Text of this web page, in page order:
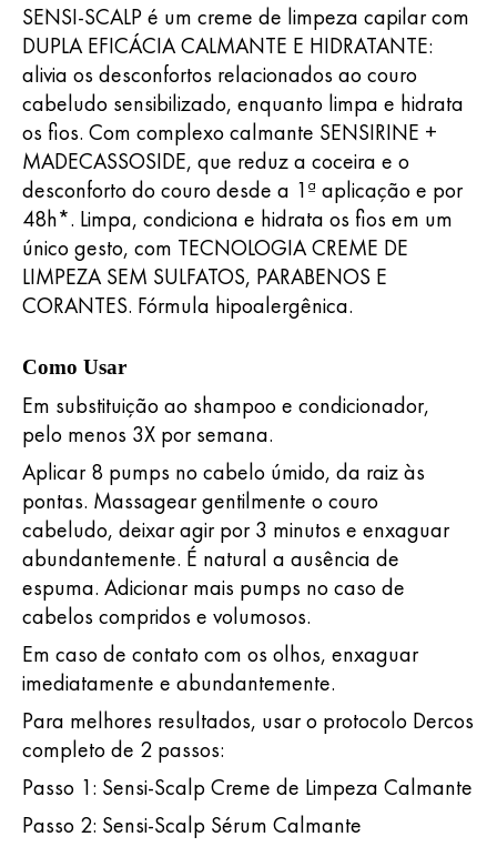
SENSI-SCALP é um creme de limpeza capilar com
DUPLA EFICÁCIA CALMANTE E HIDRATANTE:
alivia os desconfortos relacionados ao couro
cabeludo sensibilizado, enquanto limpa e hidrata
os fios. Com complexo calmante SENSIRINE +
MADECASSOSIDE, que reduz a coceira e o
desconforto do couro desde a 1ª aplicação e por
48h*. Limpa, condiciona e hidrata os fios em um
único gesto, com TECNOLOGIA CREME DE
LIMPEZA SEM SULFATOS, PARABENOS E
CORANTES. Fórmula hipoalergênica.
Como Usar
Em substituição ao shampoo e condicionador,
pelo menos 3X por semana.
Aplicar 8 pumps no cabelo úmido, da raiz às
pontas. Massagear gentilmente o couro
cabeludo, deixar agir por 3 minutos e enxaguar
abundantemente. É natural a ausência de
espuma. Adicionar mais pumps no caso de
cabelos compridos e volumosos.
Em caso de contato com os olhos, enxaguar
imediatamente e abundantemente.
Para melhores resultados, usar o protocolo Dercos
completo de 2 passos:
Passo 1: Sensi-Scalp Creme de Limpeza Calmante
Passo 2: Sensi-Scalp Sérum Calmante